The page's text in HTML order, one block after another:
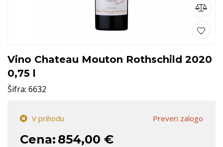
Vino Chateau Mouton Rothschild 2020
0,75 l
Šifra: 6632
Preveri zalogo
V prihodu
Cena: 854,00 €